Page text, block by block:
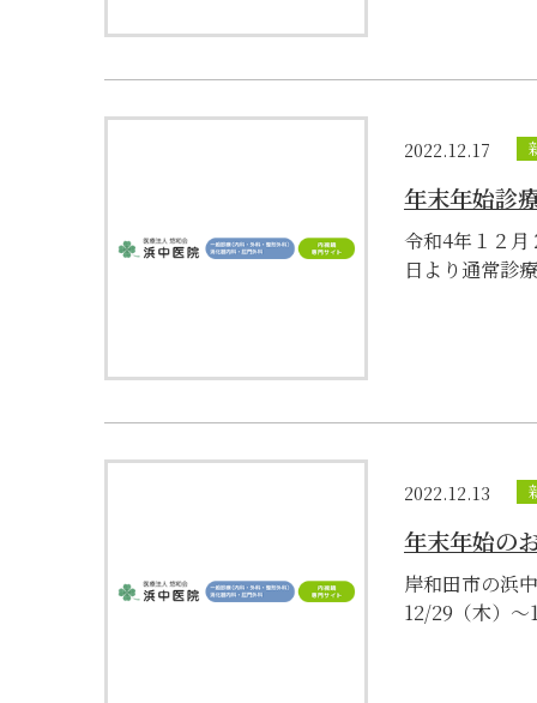
2022.12.17
年末年始診
令和4年１２
日より通常診
2022.12.13
年末年始の
岸和田市の浜
12/29（木）